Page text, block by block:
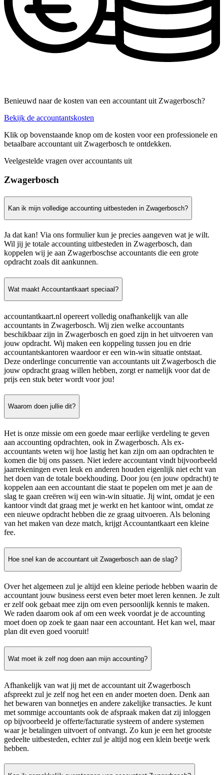
Benieuwd naar de kosten van een accountant uit Zwagerbosch?
Bekijk de accountantskosten
Klik op bovenstaande knop om de kosten voor een professionele en
betaalbare accountant uit Zwagerbosch te ontdekken.
Veelgestelde vragen over accountants uit
Zwagerbosch
Kan ik mijn volledige accounting uitbesteden in Zwagerbosch?
Ja dat kan! Via ons formulier kun je precies aangeven wat je wilt.
Wil jij je totale accounting uitbesteden in Zwagerbosch, dan
koppelen wij je aan Zwagerboschse accountants die een grote
opdracht zoals dit aankunnen.
Wat maakt Accountantkaart speciaal?
accountantkaart.nl opereert volledig onafhankelijk van alle
accountants in Zwagerbosch. Wij zien welke accountants
beschikbaar zijn in Zwagerbosch en goed zijn in het uitvoeren van
jouw opdracht. Wij maken een koppeling tussen jou en drie
accountantskantoren waardoor er een win-win situatie ontstaat.
Deze onderlinge concurrentie van accountants uit Zwagerbosch die
jouw opdracht graag willen hebben, zorgt er namelijk voor dat de
prijs een stuk beter wordt voor jou!
Waarom doen jullie dit?
Het is onze missie om een goede maar eerlijke verdeling te geven
aan accounting opdrachten, ook in Zwagerbosch. Als ex-
accountants weten wij hoe lastig het kan zijn om aan opdrachten te
komen die bij ons passen. Niet iedere accountant vindt bijvoorbeeld
jaarrekeningen even leuk en anderen houden eigenlijk niet echt van
het doen van de totale boekhouding. Door jou (en jouw opdracht) te
koppelen aan een accountant die staat te popelen om met je aan de
slag te gaan creëren wij een win-win situatie. Jij wint, omdat je een
kantoor vindt dat graag met je werkt en het kantoor wint, omdat ze
een nieuwe opdracht hebben die ze graag uitvoeren. Als beloning
van het maken van deze match, krijgt Accountantkaart een kleine
fee.
Hoe snel kan de accountant uit Zwagerbosch aan de slag?
Over het algemeen zul je altijd een kleine periode hebben waarin de
accountant jouw business eerst even beter moet leren kennen. Je zult
er zelf ook gebaat mee zijn om even persoonlijk kennis te maken.
We raden daarom ook af om een week voordat je de accounting
moet doen op zoek te gaan naar een accountant. Het kan wel, maar
plan dit even goed vooruit!
Wat moet ik zelf nog doen aan mijn accounting?
Afhankelijk van wat jij met de accountant uit Zwagerbosch
afspreekt zul je zelf nog het een en ander moeten doen. Denk aan
het bewaren van bonnetjes en andere zakelijke transacties. Je kunt
met sommige accountants ook de afspraak maken dat zij inloggen
op bijvoorbeeld je offerte/facturatie systeem of andere systemen
waar je betalingen uitvoert of ontvangt. Zo kun je een het grootste
gedeelte uitbesteden, echter zul je altijd nog een klein beetje werk
hebben.